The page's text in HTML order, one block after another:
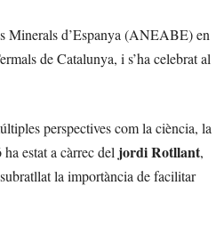
Minerals d’Espanya (ANEABE) en
de Catalunya, i s’ha celebrat al
perspectives com la ciència, la
estat a càrrec del jordi Rotllant,
la importància de facilitar